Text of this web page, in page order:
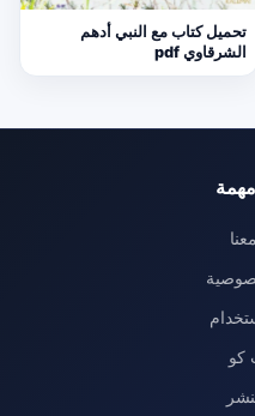
تحميل كتاب مع النبي أدهم
الشرقاوي pdf
كو